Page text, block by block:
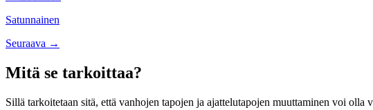
navigation
Satunnainen
Posts
navigation
Seuraava →
Mitä se tarkoittaa?
Sillä tarkoitetaan sitä, että vanhojen tapojen ja ajattelutapojen muuttaminen voi olla